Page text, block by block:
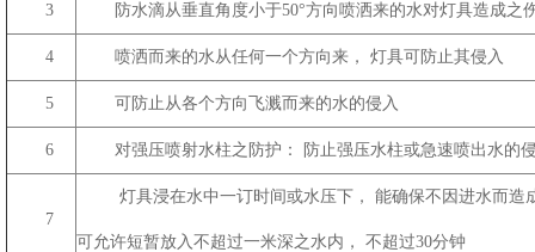
3 防水滴从垂直角度小于50°方向喷洒来的水对灯具造成之
4 喷洒而来的水从任何一个方向来， 灯具可防止其侵入
5 可防止从各个方向飞溅而来的水的侵入
6 对强压喷射水柱之防护： 防止强压水柱或急速喷出水的
7
灯具浸在水中一订时间或水压下， 能确保不因进水而造
可允许短暂放入不超过一米深之水内， 不超过30分钟